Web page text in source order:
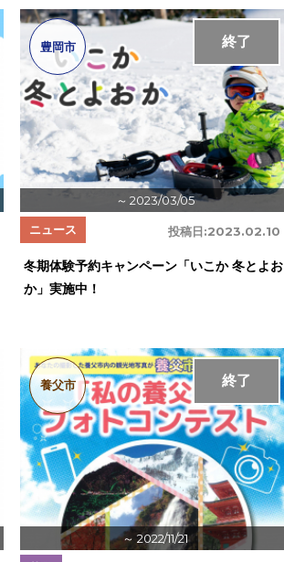
～ 2023/03/05
終了
豊岡市
投稿日:2023.02.10
ニュース
冬期体験予約キャンペーン「いこか 冬とよお
か」実施中！
～ 2022/11/21
終了
養父市